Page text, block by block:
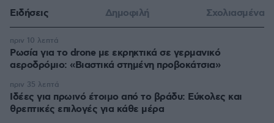
Ειδήσεις Δημοφιλή Σχολιασμένα
Ρωσία για το drone με εκρηκτικά σε γερμανικό
αεροδρόμιο: «Βιαστικά στημένη προβοκάτσια»
πριν 10 λεπτά
Ιδέες για πρωινό έτοιμο από το βράδυ: Εύκολες και
θρεπτικές επιλογές για κάθε μέρα
πριν 35 λεπτά